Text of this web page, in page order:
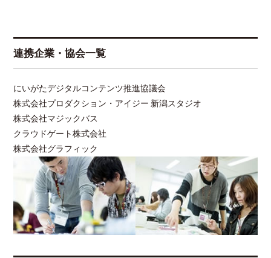
連携企業・協会一覧
にいがたデジタルコンテンツ推進協議会
株式会社プロダクション・アイジー 新潟スタジオ
株式会社マジックバス
クラウドゲート株式会社
株式会社グラフィック